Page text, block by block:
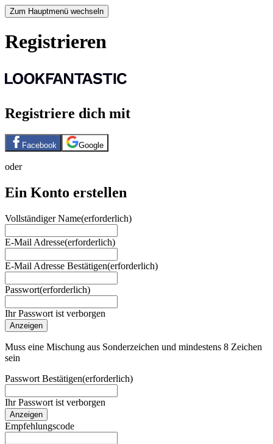
Zum Hauptmenü wechseln
Registrieren
Registriere dich mit
Facebook Google
oder
Ein Konto erstellen
Vollständiger Name(erforderlich)
E-Mail Adresse(erforderlich)
E-Mail Adresse Bestätigen(erforderlich)
Passwort(erforderlich)
Ihr Passwort ist verborgen
Anzeigen
Muss eine Mischung aus Sonderzeichen und mindestens 8 Zeichen
sein
Passwort Bestätigen(erforderlich)
Ihr Passwort ist verborgen
Anzeigen
Empfehlungscode